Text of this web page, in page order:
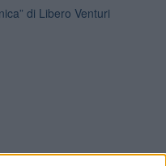
di Libero Venturi